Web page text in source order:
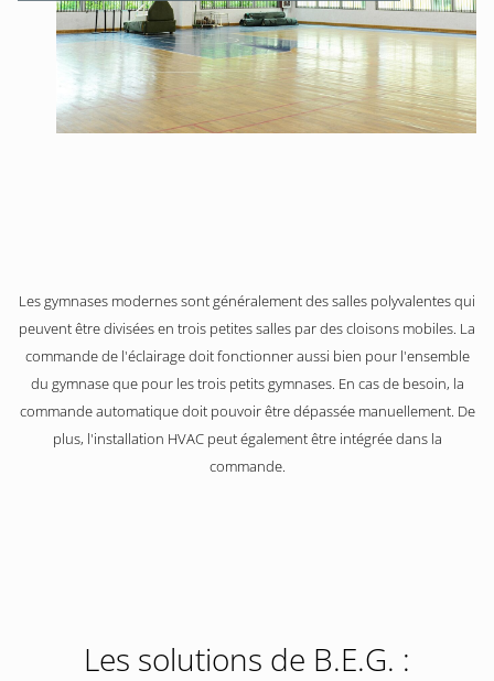
Les gymnases modernes sont généralement des salles polyvalentes qui
peuvent être divisées en trois petites salles par des cloisons mobiles. La
commande de l'éclairage doit fonctionner aussi bien pour l'ensemble
du gymnase que pour les trois petits gymnases. En cas de besoin, la
commande automatique doit pouvoir être dépassée manuellement. De
plus, l'installation HVAC peut également être intégrée dans la
commande.
Les solutions de B.E.G. :